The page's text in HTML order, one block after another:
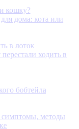
дома: кота или
ходить в
бобтейла